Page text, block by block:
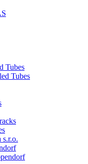
Tubes
Tubes